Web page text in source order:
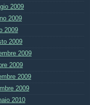
2009
2009
2009
2009
2009
2009
2009
2009
2010